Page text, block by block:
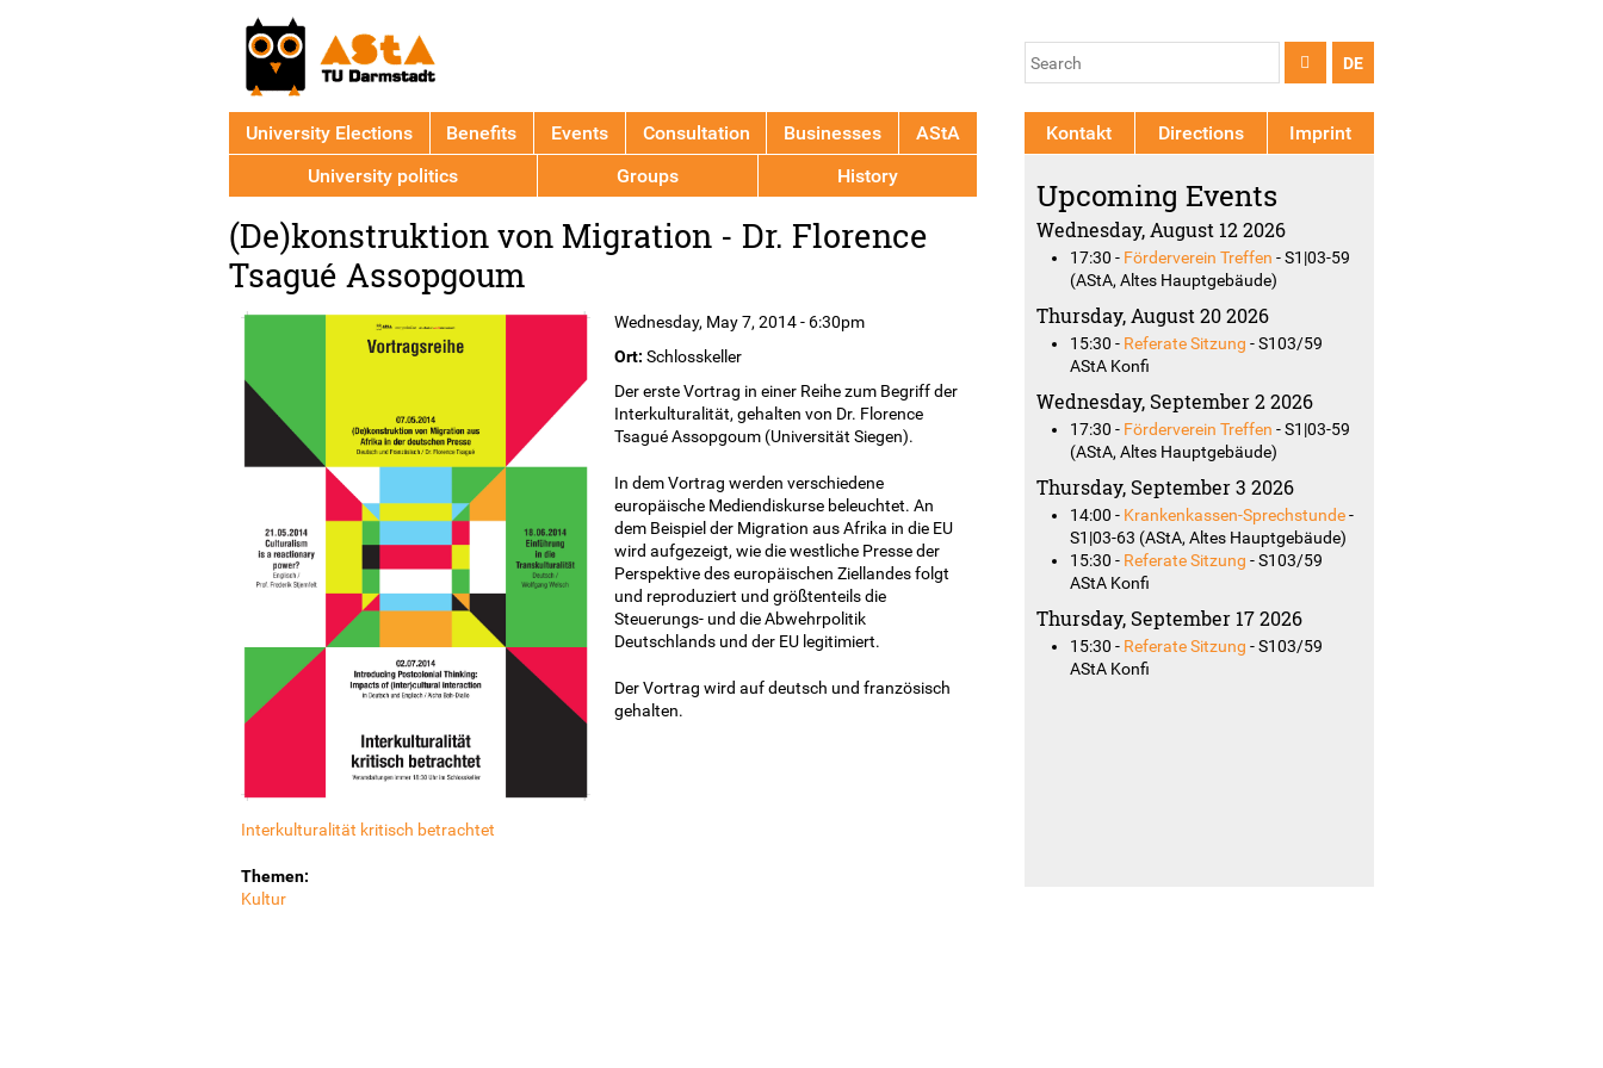
DE
Search
form
Search
to
top
(De)konstruktion von Migration - Dr. Florence
Tsagué Assopgoum
Interkulturalität kritisch betrachtet
Wednesday, May 7, 2014 - 6:30pm
Ort:Schlosskeller
Der erste Vortrag in einer Reihe zum Begriff der
Interkulturalität, gehalten von Dr. Florence
Tsagué Assopgoum (Universität Siegen).
In dem Vortrag werden verschiedene
europäische Mediendiskurse beleuchtet. An
dem Beispiel der Migration aus Afrika in die EU
wird aufgezeigt, wie die westliche Presse der
Perspektive des europäischen Ziellandes folgt
und reproduziert und größtenteils die
Steuerungs- und die Abwehrpolitik
Deutschlands und der EU legitimiert.
Der Vortrag wird auf deutsch und französisch
gehalten.
Themen:
Kultur
University Elections Benefits Events Consultation Businesses
AStA
University politics
Groups History
Kontakt Directions Imprint
Upcoming Events
Wednesday, August 12 2026
17:30 - Förderverein Treffen -S1|03-59
(AStA, Altes Hauptgebäude)
Thursday, August 20 2026
15:30 - Referate Sitzung -S103/59
AStA Konfi
Wednesday, September 2 2026
17:30 - Förderverein Treffen -S1|03-59
(AStA, Altes Hauptgebäude)
Thursday, September 3 2026
14:00 - Krankenkassen-Sprechstunde -
S1|03-63 (AStA, Altes Hauptgebäude)
15:30 - Referate Sitzung -S103/59
AStA Konfi
Thursday, September 17 2026
15:30 - Referate Sitzung -S103/59
AStA Konfi